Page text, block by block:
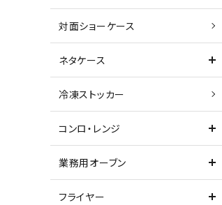
対面ショーケース
ネタケース
冷凍ストッカー
コンロ・レンジ
業務用オーブン
フライヤー